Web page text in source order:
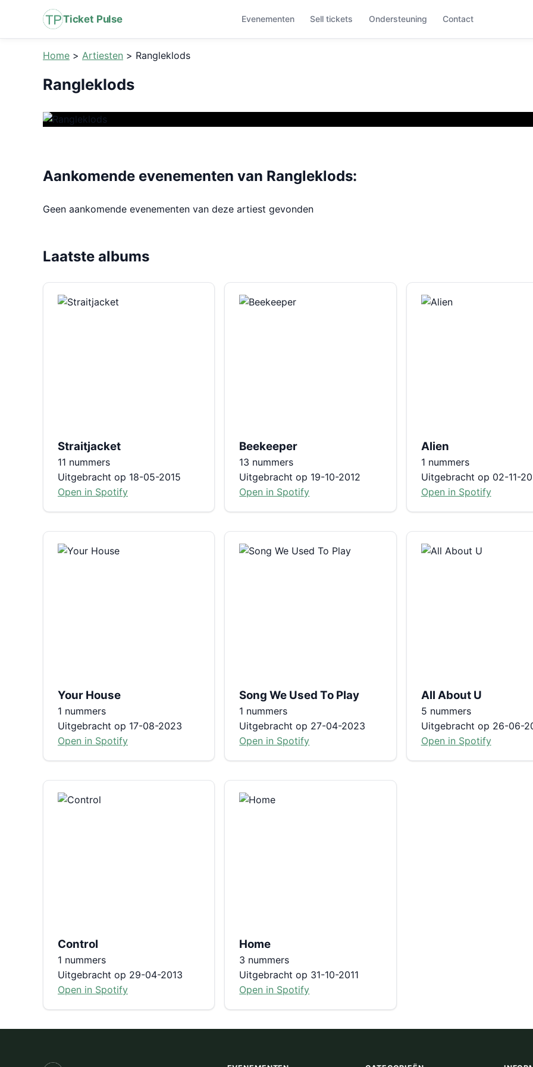
Ticket Pulse Evenementen Sell tickets Ondersteuning Contact
Home > Artiesten > Rangleklods
Rangleklods
Aankomende evenementen van Rangleklods:
Geen aankomende evenementen van deze artiest gevonden
Laatste albums
Straitjacket
11 nummers
Uitgebracht op 18-05-2015
Open in Spotify
Beekeeper
13 nummers
Uitgebracht op 19-10-2012
Open in Spotify
Alien
1 nummers
Uitgebracht op 02-11-
Open in Spotify
Your House
1 nummers
Uitgebracht op 17-08-2023
Open in Spotify
Song We Used To Play
1 nummers
Uitgebracht op 27-04-2023
Open in Spotify
All About U
5 nummers
Uitgebracht op 26-06-
Open in Spotify
Control
1 nummers
Uitgebracht op 29-04-2013
Open in Spotify
Home
3 nummers
Uitgebracht op 31-10-2011
Open in Spotify